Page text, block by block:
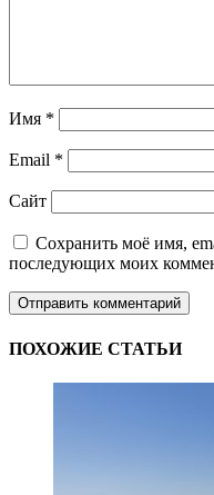
Имя *
Email *
Сайт
Сохранить моё имя,
последующих моих
ПОХОЖИЕ СТАТЬИ